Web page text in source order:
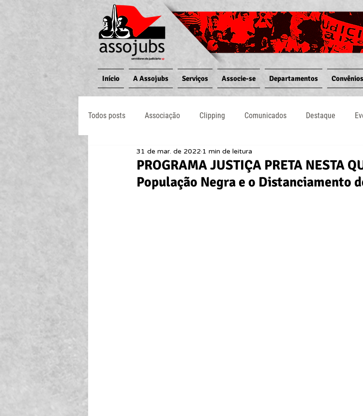
Início A Assojubs Serviços Associe-se Departamentos Convênios
Todos posts Associação Clipping Comunicados Destaque
Jornal O Processo Judiciário Notícias
PROGRAMA JUSTIÇA PRETA NESTA
População Negra e o Distanciamento
31 de mar. de 2022 1 min de leitura